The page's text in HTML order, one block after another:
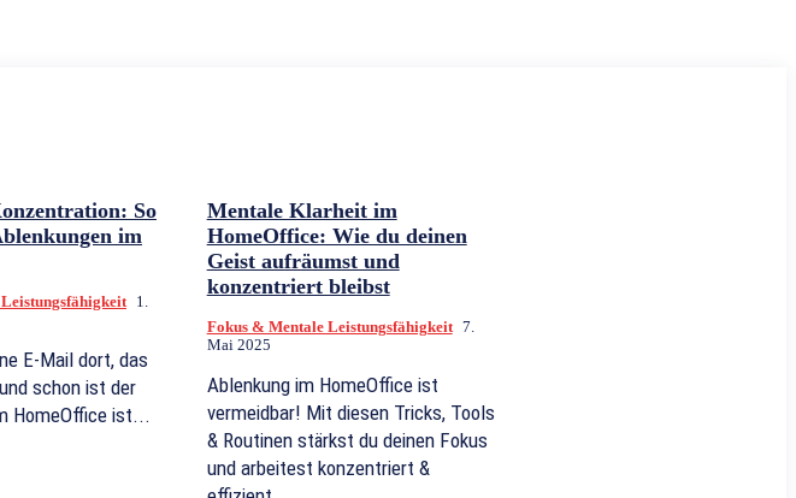
So
im
1.
E-Mail dort, das
schon ist der
HomeOffice ist...
Mentale Klarheit im
HomeOffice: Wie du deinen
Geist aufräumst und
konzentriert bleibst
Fokus & Mentale Leistungsfähigkeit 7.
Mai 2025
Ablenkung im HomeOffice ist
vermeidbar! Mit diesen Tricks, Tools
& Routinen stärkst du deinen Fokus
und arbeitest konzentriert &